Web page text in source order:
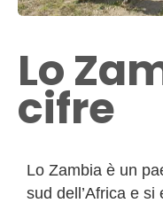
Lo
cifre
Lo Zambia è un
sud dell’Africa e